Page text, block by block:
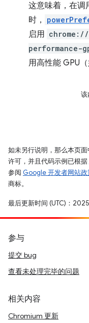
这意味着，在调
时，
启用
performance-
用高性能 GPU（
该
如未另行说明，那么本页
许可，并且代码示例已根据
参阅 Google 开发者网站政
商标。
最后更新时间 (UTC)：
参与
提交 bug
查看未处理完毕的问题
相关内容
Chromium 更新